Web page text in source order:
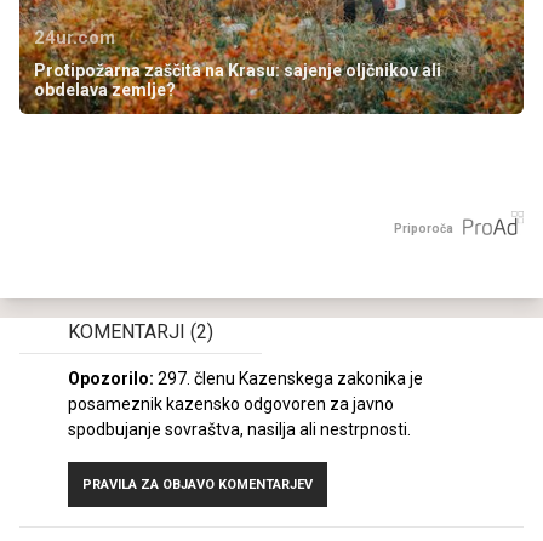
24ur.com
Protipožarna zaščita na Krasu: sajenje oljčnikov ali
obdelava zemlje?
Priporoča
KOMENTARJI (2)
Opozorilo: 297. členu Kazenskega zakonika je
posameznik kazensko odgovoren za javno
spodbujanje sovraštva, nasilja ali nestrpnosti.
PRAVILA ZA OBJAVO KOMENTARJEV